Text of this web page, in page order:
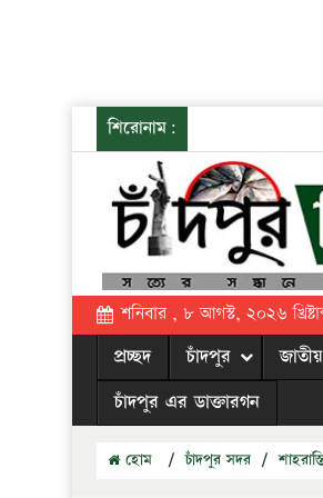
শিরোনাম:
শনিবার , ৮ আগস্ট, ২০২৬
প্রচ্ছদ চাঁদপুর জাতীয়
চাঁদপুর এর ডাক্তারগন
হোম / চাঁদপুর সদর /